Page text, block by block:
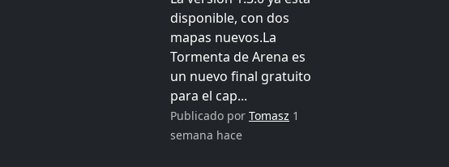
disponible, con dos
mapas nuevos.La
Tormenta de Arena es
un nuevo final gratuito
para el cap...
Publicado por Tomasz 1
semana hace